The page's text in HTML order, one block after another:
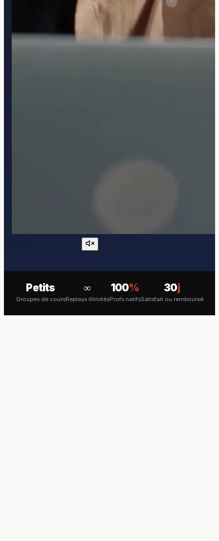
Petits
Groupes de cours
∞
Replays illimités
100%
Profs natifs
30j
Satisfait ou remboursé